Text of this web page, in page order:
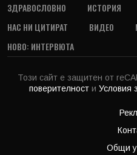
ЗДРАВОСЛОВНО
ИСТОРИЯ
НАС НИ ЦИТИРАТ
ВИДЕО
НОВО: ИНТЕРВЮТА
Този сайт е защитен от
поверителност и Условия
Общи